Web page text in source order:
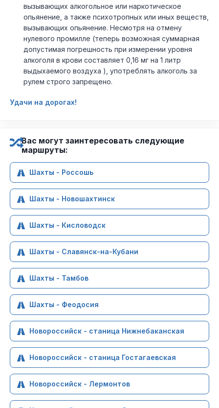
вызывающих алкогольное или наркотическое
опьянение, а также психотропных или иных веществ,
вызывающих опьянение. Несмотря на отмену
нулевого промилле (теперь возможная суммарная
допустимая погрешность при измерении уровня
алкоголя в крови составляет 0,16 мг на 1 литр
выдыхаемого воздуха ), употреблять алкоголь за
рулем строго запрещено.
Удачи на дорогах!
Вас могут заинтересовать следующие
маршруты:
Шахты - Россошь
Шахты - Новошахтинск
Шахты - Кисловодск
Шахты - Славянск-на-Кубани
Шахты - Тамбов
Шахты - Феодосия
Новороссийск - станица Нижнебаканская
Новороссийск - станица Гостагаевская
Новороссийск - Лермонтов